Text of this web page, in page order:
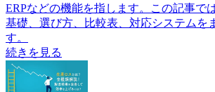
ERPなどの機能を指します。この記事で
基礎、選び方、比較表、対応システムを
す。
続きを見る